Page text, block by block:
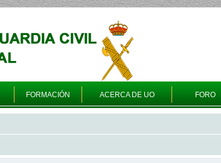
FORMACIÓN ACERCA DE UO FORO